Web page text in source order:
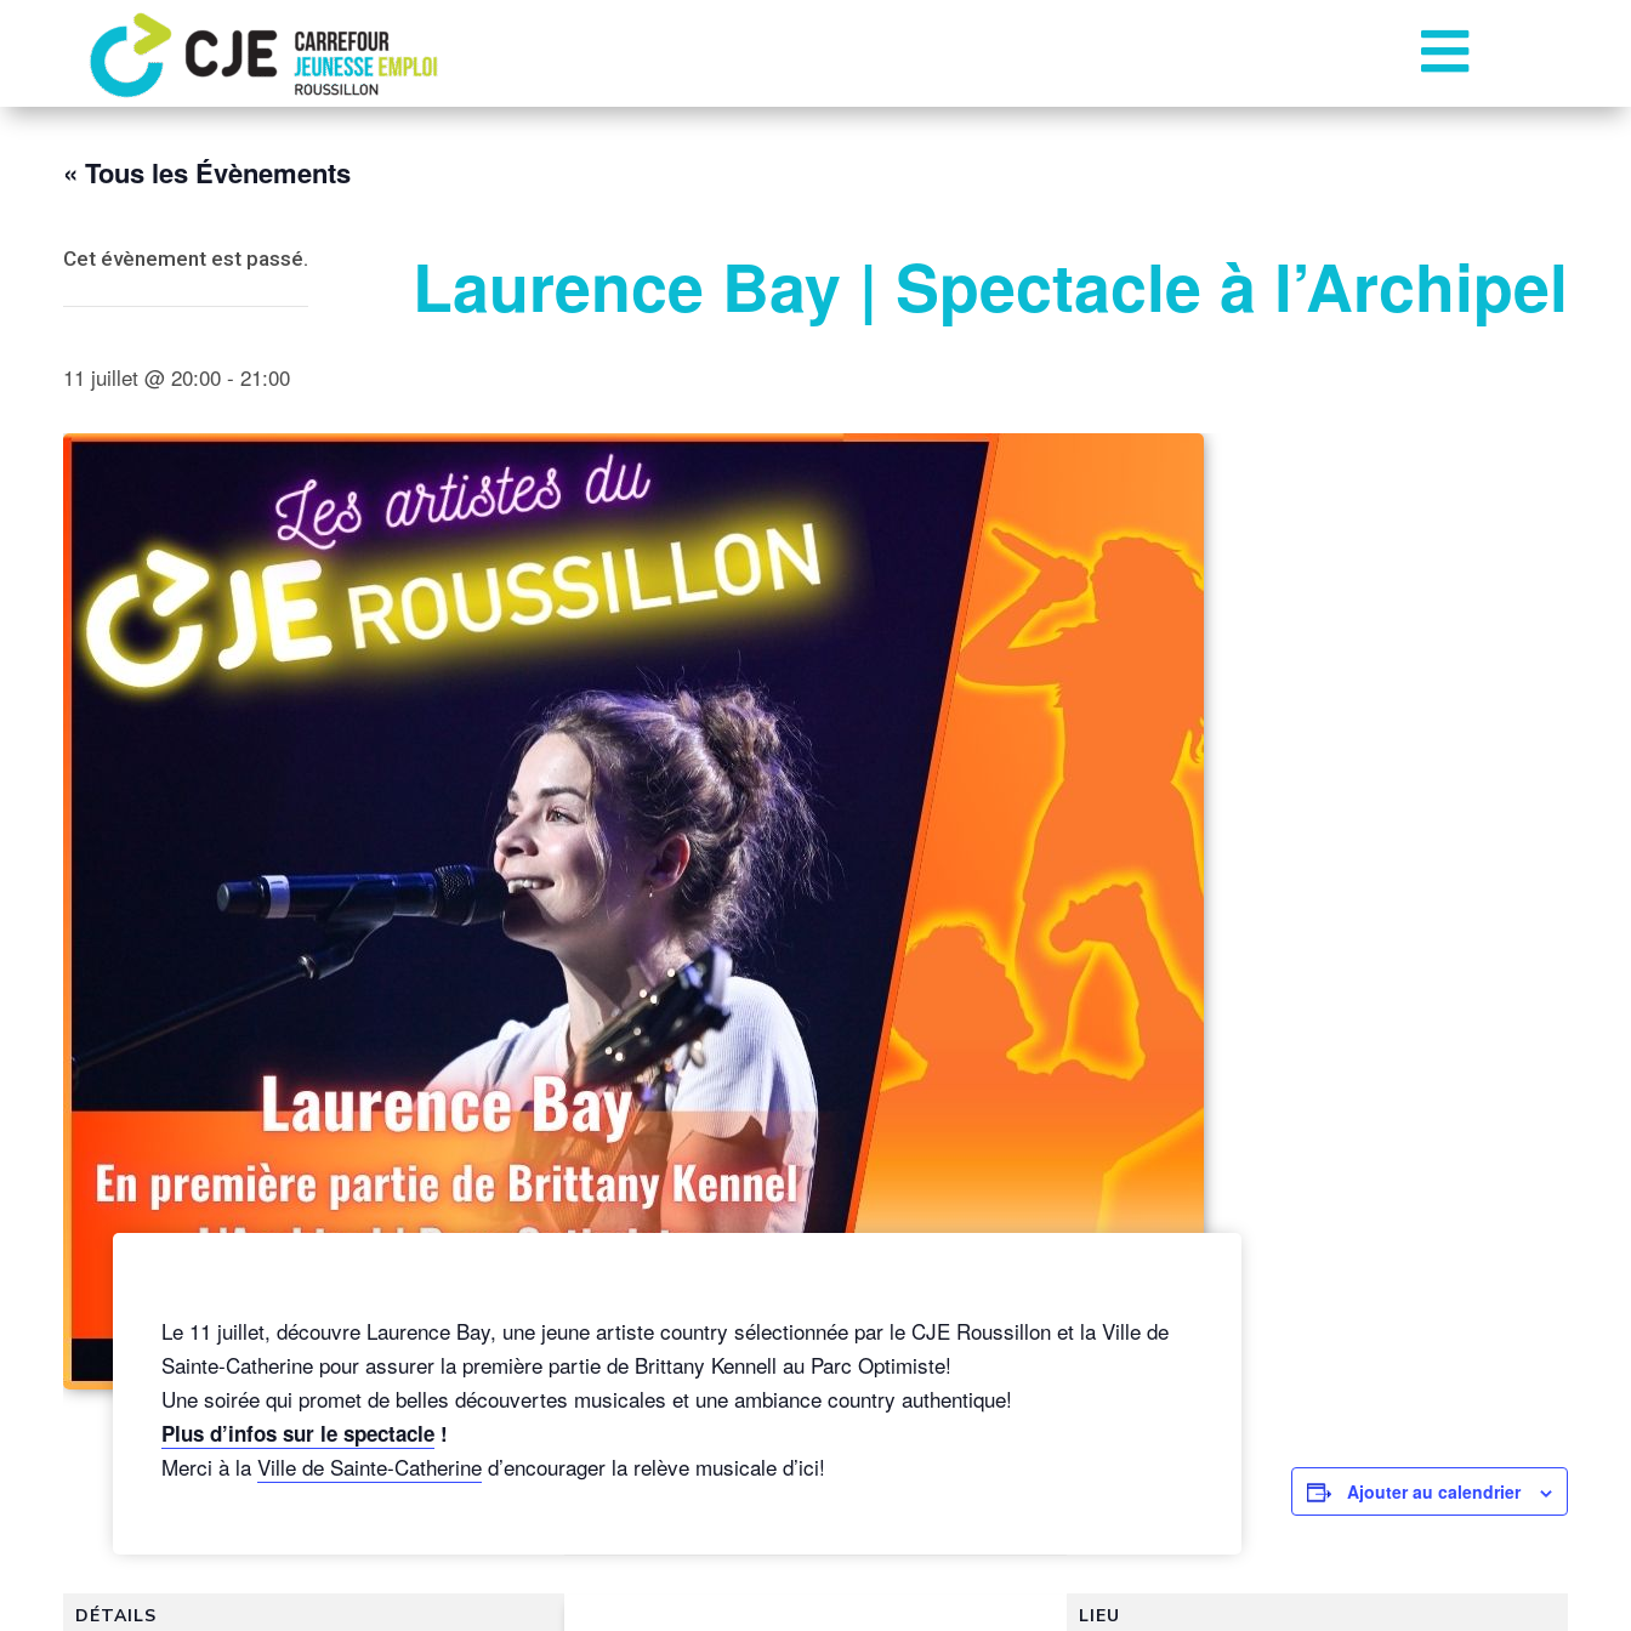

« Tous les Évènements
Cet évènement est passé. Laurence Bay | Spectacle à l’Archipel
11 juillet @ 20:00 - 21:00
Le 11 juillet, découvre Laurence Bay, une jeune artiste country sélectionnée par le CJE Roussillon et la Ville de
Sainte-Catherine pour assurer la première partie de Brittany Kennell au Parc Optimiste!
Une soirée qui promet de belles découvertes musicales et une ambiance country authentique!
Plus d’infos sur le spectacle !
Merci à laVille de Sainte-Catherine d’encourager la relève musicale d’ici!
Ajouter au calendrier
DÉTAILS LIEU